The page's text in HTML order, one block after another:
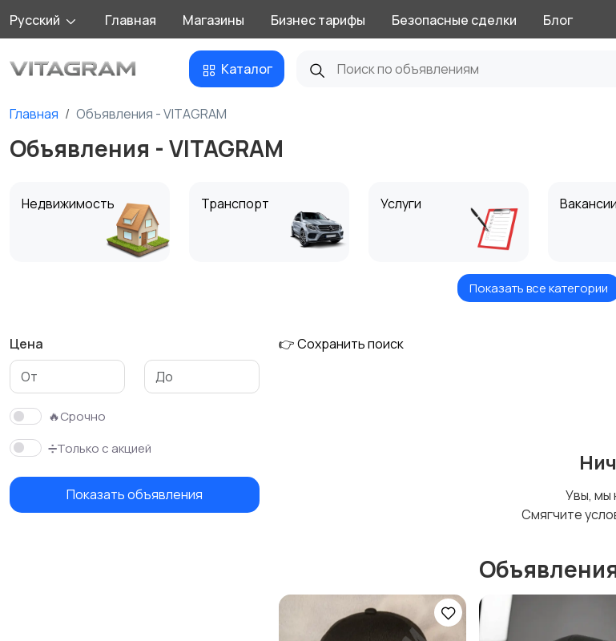
Русский Главная Магазины Бизнес тарифы Безопасные сделки Блог
Каталог
Главная Объявления - VITAGRAM
Объявления - VITAGRAM
Недвижимость Транспорт Услуги Вакансии
Хобби и развлечения
Красота и здоровье Хэндмейд
Показать все категории
Цена
🔥Срочно
➗Только с акцией
Показать объявления
👉 Сохранить поиск
Увы, мы
Смягчите